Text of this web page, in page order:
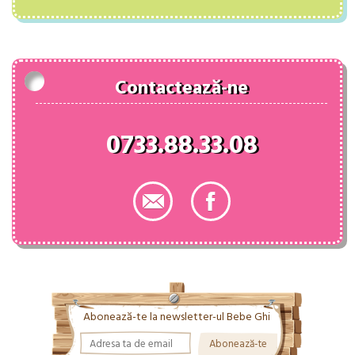
fost:
102.00 lei.
Contactează-ne
0733.88.33.08
Abonează-te la newsletter-ul Bebe Ghi